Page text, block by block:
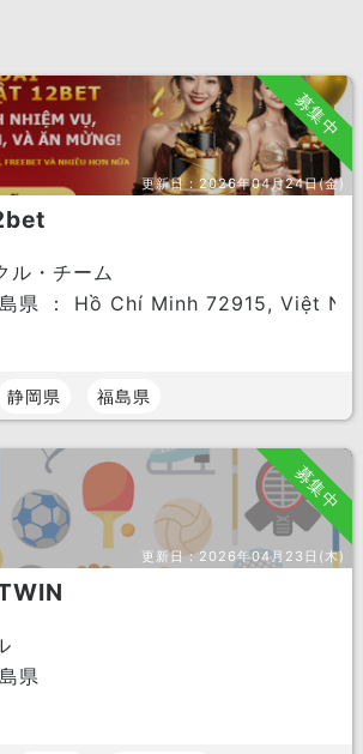
募集中
更新日：2026年04月24日(金)
ル・チーム
県 ： Hồ Chí Minh 72915, Việt
静岡県 福島県
募集中
更新日：2026年04月23日(木)
県